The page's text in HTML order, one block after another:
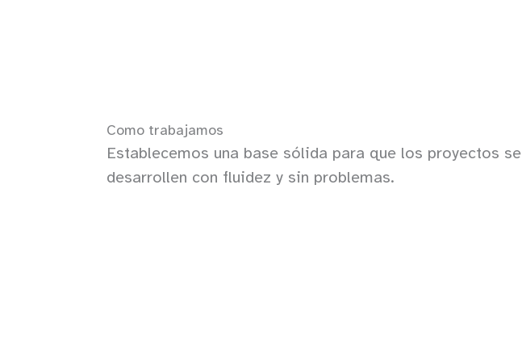
Como trabajamos
Establecemos una base sólida para que los proyectos se
desarrollen con fluidez y sin problemas.